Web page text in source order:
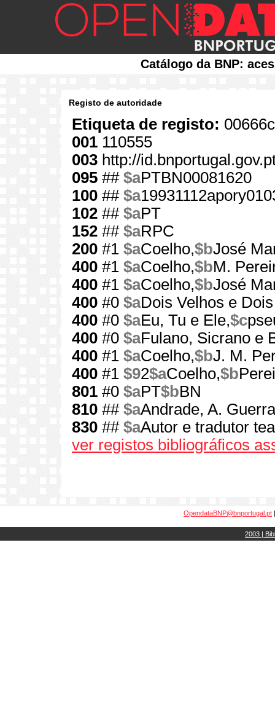
Catálogo da BNP:
Registo de autoridade
Etiqueta de registo:
001 110555
003 http://
095 ## $aPTBN00081620
100 ## $a
102 ## $aPT
152 ## $aRPC
200 #1 $aCoelho,$bJosé
400 #1 $aCoelho,$bM.
400 #1 $aCoelho,$bJosé
400 #0 $aDois Velhos e
400 #0 $aEu, Tu e Ele,$c
400 #0 $aFulano, Sicrano e
400 #1 $aCoelho,$bJ. M.
400 #1 $92$aCoelho,$b
801 #0 $aPT$bBN
810 ## $aAndrade, A.
830 ## $aAutor e tradutor
ver registos bibliográficos
OpendataBNP@bnportugal.pt
2003 |